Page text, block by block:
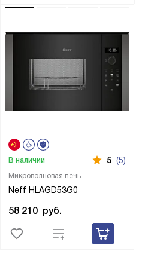
Микроволновая печь
Neff HLAGD53G0
В наличии 5 (5)
58 210 руб.